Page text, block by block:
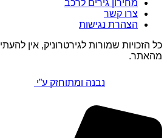
מחירון גירים לרכב
צרו קשר
הצהרת נגישות
כל הזכויות שמורות לגירטרוניק, אין
מהאתר.
נבנה ומתוחזק ע”י